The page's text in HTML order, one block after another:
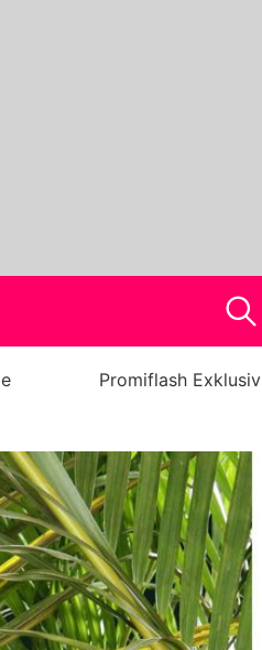
Promiflash Exklusiv